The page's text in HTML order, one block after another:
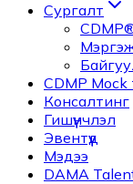
Сургалт
CDMP Mock
Консалтинг
Гишүүнчлэл
Эвентүүд
Мэдээ
DAMA